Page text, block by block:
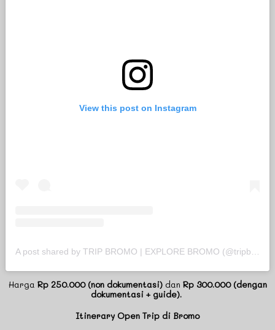
View this post on Instagram
A post shared by TRIP BROMO | EXPLORE BROMO (@tripbromomountain)
Harga Rp 250.000 (non dokumentasi)dan Rp 300.000 (dengan
dokumentasi + guide).
Itinerary Open Trip di Bromo